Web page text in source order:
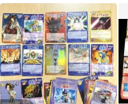
簡易マニュアル